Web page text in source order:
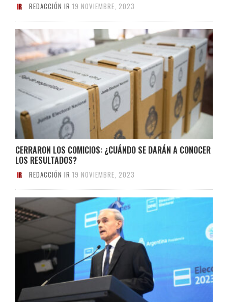
REDACCIÓN IR 19 NOVIEMBRE, 2023
CERRARON LOS COMICIOS: ¿CUÁNDO SE DARÁN A CONOCER
LOS RESULTADOS?
REDACCIÓN IR 19 NOVIEMBRE, 2023